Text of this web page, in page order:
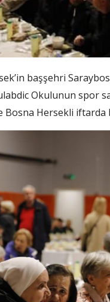
başşehri
Okulunun spor
Bosna Hersekli iftarda